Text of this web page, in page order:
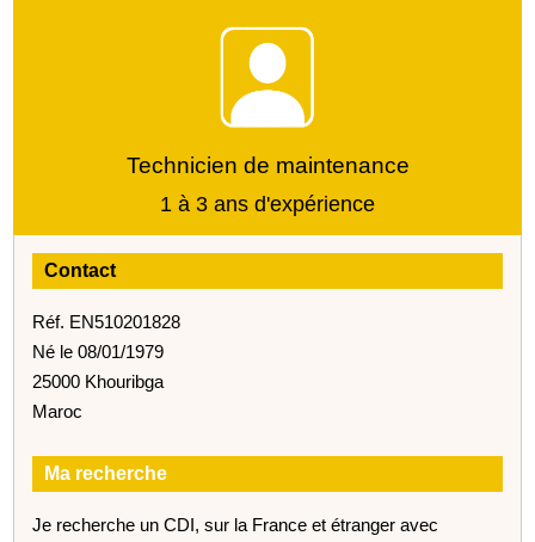
Technicien de maintenance
1 à 3 ans d'expérience
Contact
Réf. EN510201828
Né le 08/01/1979
25000 Khouribga
Maroc
Ma recherche
Je recherche un CDI, sur la France et étranger avec